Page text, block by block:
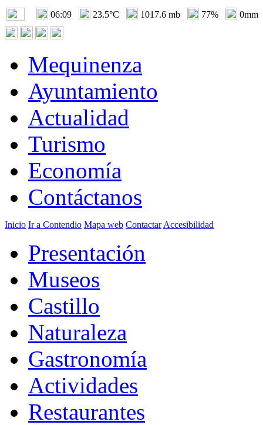
06:09 23.5°C 1017.6 mb 77% 0mm
Mequinenza
Ayuntamiento
Actualidad
Turismo
Economía
Contáctanos
Inicio Ir a Contendio Mapa web Contactar Accesibilidad
Presentación
Museos
Castillo
Naturaleza
Gastronomía
Actividades
Restaurantes